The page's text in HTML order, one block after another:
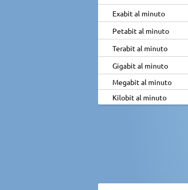
Exabit al minuto
Petabit al minuto
Terabit al minuto
Gigabit al minuto
Megabit al minuto
Kilobit al minuto